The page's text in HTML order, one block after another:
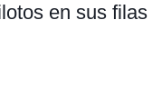
en sus filas